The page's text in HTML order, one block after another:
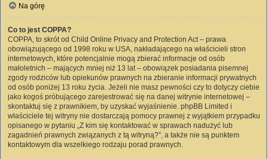
Na górę
Co to jest COPPA?
COPPA, to skrót od Child Online Privacy and Protection Act – prawa
obowiązującego od 1998 roku w USA, nakładającego na właścicieli stron
internetowych, które potencjalnie mogą zbierać informacje od osób
małoletnich – mających mniej niż 13 lat – obowiązek posiadania pisemnej
zgody rodziców lub opiekunów prawnych na zbieranie informacji prywatnych
od osób poniżej 13 roku życia. Jeżeli nie masz pewności czy to dotyczy ciebie
jako kogoś próbującego zarejestrować się na danej witrynie internetowej –
skontaktuj się z prawnikiem, by uzyskać wyjaśnienie. phpBB Limited i
właściciele tej witryny nie dostarczają pomocy prawnej z wyjątkiem przypadku
opisanego w pytaniu „Z kim się kontaktować w sprawach nadużyć lub
zagadnień prawnych związanych z tą witryną?”, a także nie są punktem
kontaktowym dla wszelkiego rodzaju porad prawnych.